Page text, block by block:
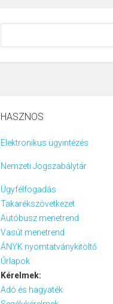
HASZNOS
Elektronikus ügyintézés
Nemzeti Jogszabálytár
Ügyfélfogadás
Takarékszövetkezet
Autóbusz menetrend
Vasút menetrend
ÁNYK nyomtatványkitöltő
Űrlapok
Kérelmek:
Adó és hagyaték